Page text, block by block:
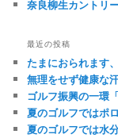
奈良柳生カントリ
最近の投稿
たまにおられます
無理をせず健康な
ゴルフ振興の一環
夏のゴルフではポ
夏のゴルフでは水